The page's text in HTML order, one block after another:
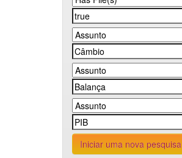
Iniciar uma nova pesquisa